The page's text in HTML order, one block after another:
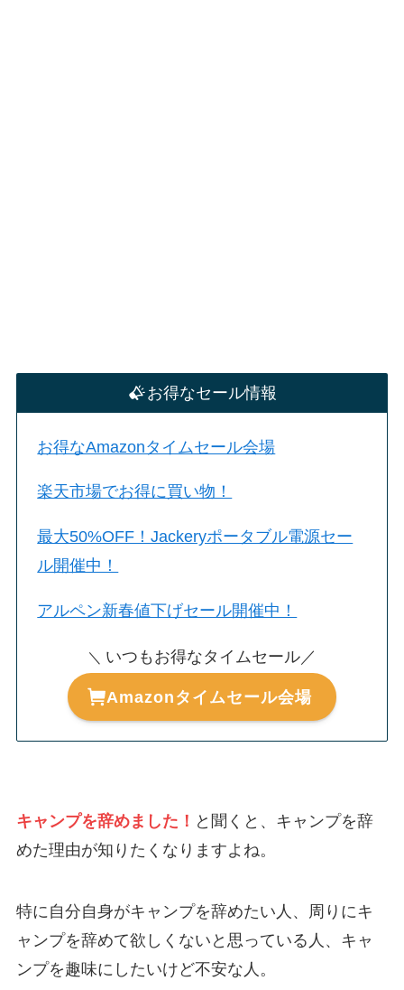
お得なセール情報
お得なAmazonタイムセール会場
楽天市場でお得に買い物！
最大50%OFF！Jackeryポータブル電源セー
ル開催中！
アルペン新春値下げセール開催中！
＼ いつもお得なタイムセール／
Amazonタイムセール会場
キャンプを辞めました！ と聞くと、キャンプを辞
めた理由が知りたくなりますよね。
特に自分自身がキャンプを辞めたい人、周りにキ
ャンプを辞めて欲しくないと思っている人、キャ
ンプを趣味にしたいけど不安な人。